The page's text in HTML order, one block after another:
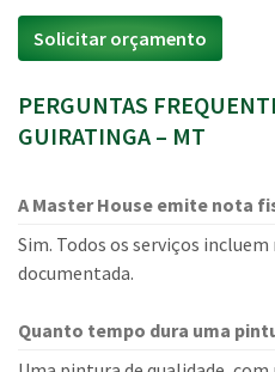
Solicitar orçamento
PERGUNTAS
GUIRATINGA – MT
A Master House emite nota
Sim. Todos os serviços
documentada.
Quanto tempo dura uma